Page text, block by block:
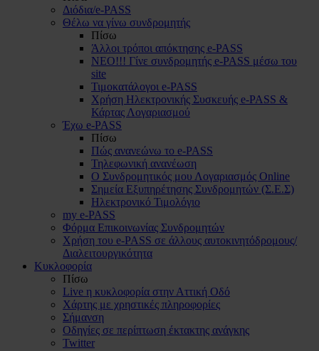
Διόδια/e-PASS
Θέλω να γίνω συνδρομητής
Πίσω
Άλλοι τρόποι απόκτησης e-PASS
ΝΕΟ!!! Γίνε συνδρομητής e-PASS μέσω του
site
Τιμοκατάλογοι e-PASS
Χρήση Ηλεκτρονικής Συσκευής e-PASS &
Κάρτας Λογαριασμού
Έχω e-PASS
Πίσω
Πώς ανανεώνω το e-PASS
Τηλεφωνική ανανέωση
Ο Συνδρομητικός μου Λογαριασμός Online
Σημεία Εξυπηρέτησης Συνδρομητών (Σ.Ε.Σ)
Ηλεκτρονικό Τιμολόγιο
my e-PASS
Φόρμα Επικοινωνίας Συνδρομητών
Χρήση του e-PASS σε άλλους αυτοκινητόδρομους/
Διαλειτουργικότητα
Κυκλοφορία
Πίσω
Live η κυκλοφορία στην Αττική Οδό
Χάρτης με χρηστικές πληροφορίες
Σήμανση
Οδηγίες σε περίπτωση έκτακτης ανάγκης
Twitter